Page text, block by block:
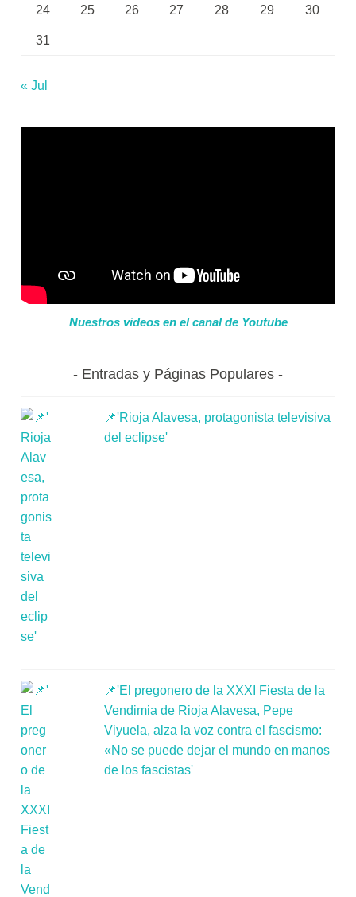
24 25 26 27 28 29 30
31
« Jul
Nuestros videos en el canal de Youtube
Entradas y Páginas Populares
📌'Rioja Alavesa, protagonista televisiva
del eclipse'
📌'El pregonero de la XXXI Fiesta de la
Vendimia de Rioja Alavesa, Pepe
Viyuela, alza la voz contra el fascismo:
«No se puede dejar el mundo en manos
de los fascistas'